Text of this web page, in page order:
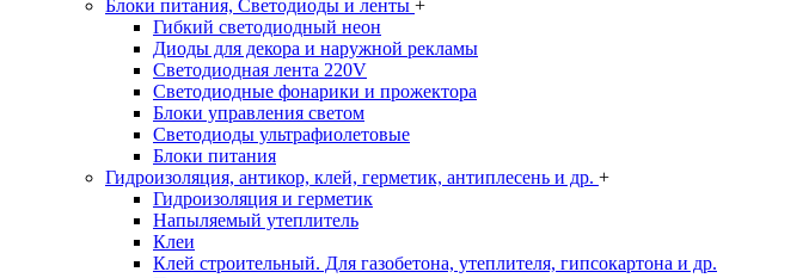
Блоки питания, Светодиоды и ленты +
Гибкий светодиодный неон
Диоды для декора и наружной рекламы
Светодиодная лента 220V
Светодиодные фонарики и прожектора
Блоки управления светом
Светодиоды ультрафиолетовые
Блоки питания
Гидроизоляция, антикор, клей, герметик, антиплесень и др. +
Гидроизоляция и герметик
Напыляемый утеплитель
Клеи
Клей строительный. Для газобетона, утеплителя, гипсокартона и др.